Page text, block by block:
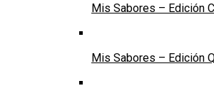
Mis Sabores – Edición
Mis Sabores – Edición